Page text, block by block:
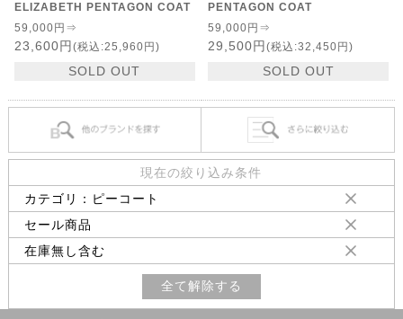
ELIZABETH PENTAGON COAT
59,000円⇒
23,600円 (税込:25,960円)
SOLD OUT
PENTAGON COAT
59,000円⇒
29,500円 (税込:32,450円)
SOLD OUT
現在の絞り込み条件
カテゴリ：ピーコート
セール商品
在庫無し含む
全て解除する